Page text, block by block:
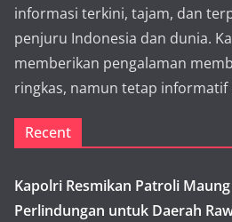
informasi terkini, tajam, dan
penjuru Indonesia dan dunia.
memberikan pengalaman
ringkas, namun tetap informatif
Recent
Kapolri Resmikan Patroli
Perlindungan untuk Daerah